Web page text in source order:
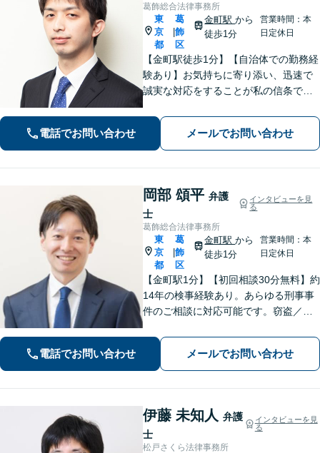
葛飾総合法律事務所
東
京
都
葛
飾
区
金町駅から
徒歩1分
営業時間：本
日定休日
【金町駅徒歩1分】【自治体での勤務経
験あり】お気持ちに寄り添い、迅速で
誠実な対応をすることが私の信条で
し、最高のリーガルサービスをご提供
します。お気軽にご相談ください【初
回面談30分無料】【平日夜間対応可】
電話でお問い合わせ メールでお問い合わせ
岡部 頌平 弁護
士
インタビューを見
る
葛飾総合法律事務所
東
京
都
葛
飾
区
金町駅から
徒歩1分
営業時間：本
日定休日
【金町駅1分】【初回相談30分無料】約
14年の検事経験あり。あらゆる刑事事
件のご相談に対応可能です。窃盗／詐
事件は早急にご相談ください。【相続
事件もお任せください】遺産分割協
議・調停／遺留分／遺言書作成など幅
広く対応
電話でお問い合わせ メールでお問い合わせ
伊藤 未知人 弁護
士
インタビューを見
る
松戸さくら法律事務所